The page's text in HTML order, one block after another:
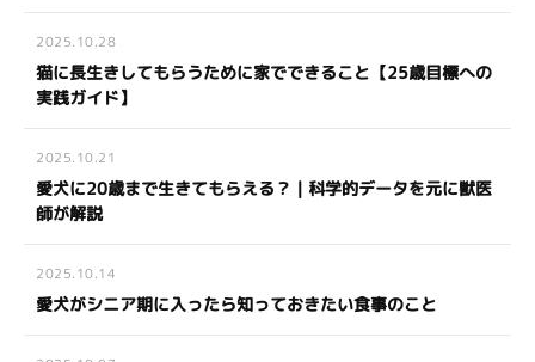
2025.10.28
猫に長生きしてもらうために家でできること【25歳目標への
実践ガイド】
2025.10.21
愛犬に20歳まで生きてもらえる？｜科学的データを元に獣医
師が解説
2025.10.14
愛犬がシニア期に入ったら知っておきたい食事のこと